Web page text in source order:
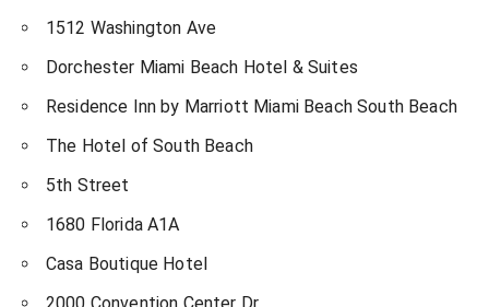
1512 Washington Ave
Dorchester Miami Beach Hotel & Suites
Residence Inn by Marriott Miami Beach South Beach
The Hotel of South Beach
5th Street
1680 Florida A1A
Casa Boutique Hotel